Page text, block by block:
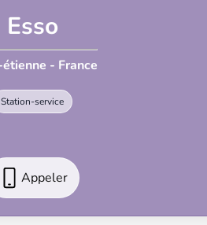
Esso
- France
Station-service
Appeler